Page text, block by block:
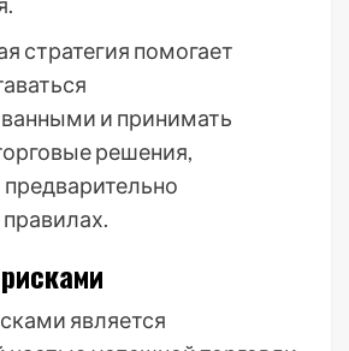
стратегия помогает
и принимать
решения,
является